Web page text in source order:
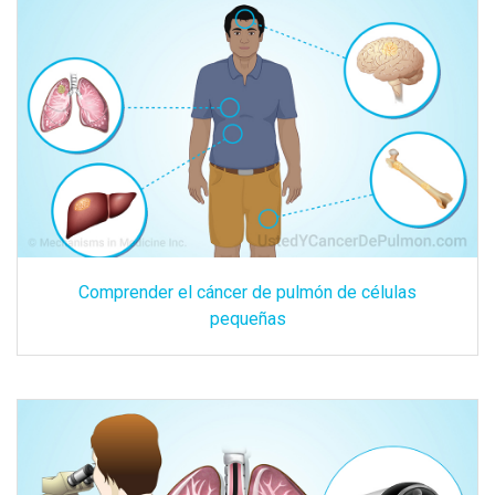
Comprender el cáncer de pulmón de células
pequeñas